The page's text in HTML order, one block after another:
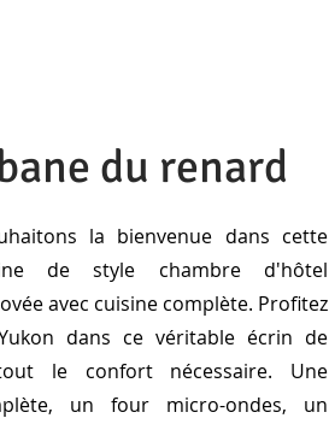
du renard
la bienvenue dans cette
de style chambre d'hôtel
avec cuisine complète. Profitez
dans ce véritable écrin de
le confort nécessaire. Une
un four micro-ondes, un